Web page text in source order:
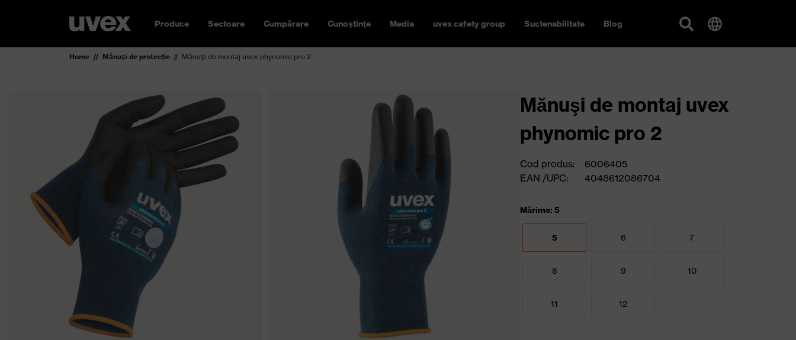
Produse Sectoare Cumpărare Cunoştinţe Media uvex safety group Sustenabilitate Blog
Home Mănuşi de protecţie Mănuşi de montaj uvex phynomic pro 2
Mănuşi de montaj uvex
phynomic pro 2
Cod produs:
6006405
EAN /UPC:
4048612086704
Mărime: 5
5 6 7
8 9 10
11 12